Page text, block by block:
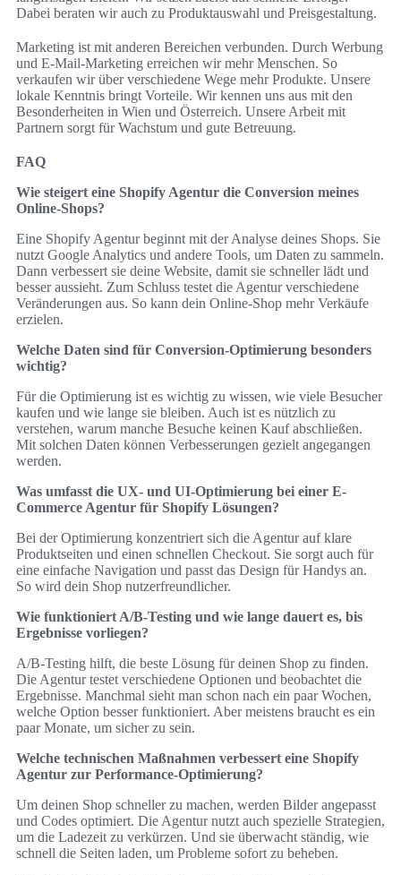
Dabei beraten wir auch zu Produktauswahl und Preisgestaltung.
Marketing ist mit anderen Bereichen verbunden. Durch Werbung
und E-Mail-Marketing erreichen wir mehr Menschen. So
verkaufen wir über verschiedene Wege mehr Produkte. Unsere
lokale Kenntnis bringt Vorteile. Wir kennen uns aus mit den
Besonderheiten in Wien und Österreich. Unsere Arbeit mit
Partnern sorgt für Wachstum und gute Betreuung.
FAQ
Wie steigert eine Shopify Agentur die Conversion meines
Online-Shops?
Eine Shopify Agentur beginnt mit der Analyse deines Shops. Sie
nutzt Google Analytics und andere Tools, um Daten zu sammeln.
Dann verbessert sie deine Website, damit sie schneller lädt und
besser aussieht. Zum Schluss testet die Agentur verschiedene
Veränderungen aus. So kann dein Online-Shop mehr Verkäufe
erzielen.
Welche Daten sind für Conversion-Optimierung besonders
wichtig?
Für die Optimierung ist es wichtig zu wissen, wie viele Besucher
kaufen und wie lange sie bleiben. Auch ist es nützlich zu
verstehen, warum manche Besuche keinen Kauf abschließen.
Mit solchen Daten können Verbesserungen gezielt angegangen
werden.
Was umfasst die UX- und UI-Optimierung bei einer E-
Commerce Agentur für Shopify Lösungen?
Bei der Optimierung konzentriert sich die Agentur auf klare
Produktseiten und einen schnellen Checkout. Sie sorgt auch für
eine einfache Navigation und passt das Design für Handys an.
So wird dein Shop nutzerfreundlicher.
Wie funktioniert A/B-Testing und wie lange dauert es, bis
Ergebnisse vorliegen?
A/B-Testing hilft, die beste Lösung für deinen Shop zu finden.
Die Agentur testet verschiedene Optionen und beobachtet die
Ergebnisse. Manchmal sieht man schon nach ein paar Wochen,
welche Option besser funktioniert. Aber meistens braucht es ein
paar Monate, um sicher zu sein.
Welche technischen Maßnahmen verbessert eine Shopify
Agentur zur Performance-Optimierung?
Um deinen Shop schneller zu machen, werden Bilder angepasst
und Codes optimiert. Die Agentur nutzt auch spezielle Strategien,
um die Ladezeit zu verkürzen. Und sie überwacht ständig, wie
schnell die Seiten laden, um Probleme sofort zu beheben.